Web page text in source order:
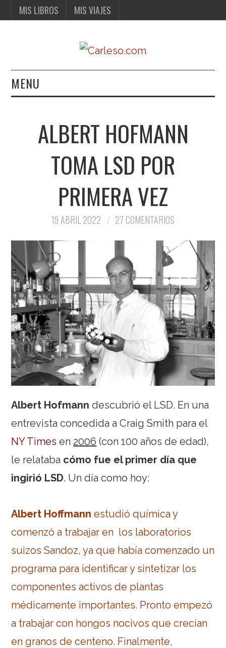
MIS LIBROS MIS VIAJES
MENU
MIS VIAJES
ALBERT HOFMANN
TOMA LSD POR
PRIMERA VEZ
19 ABRIL 2022 27 COMENTARIOS
Albert Hofmann descubrió el LSD. En una
entrevista concedida a Craig Smith para el
NY Timesen 2006 (con 100 años de edad),
le relataba cómo fue el primer día que
ingirió LSD. Un día como hoy:
Albert Hoffmann estudió química y
comenzó a trabajar en los laboratorios
suizos Sandoz, ya que había comenzado un
programa para identificar y sintetizar los
componentes activos de plantas
médicamente importantes. Pronto empezó
a trabajar con hongos nocivos que crecían
en granos de centeno. Finalmente,